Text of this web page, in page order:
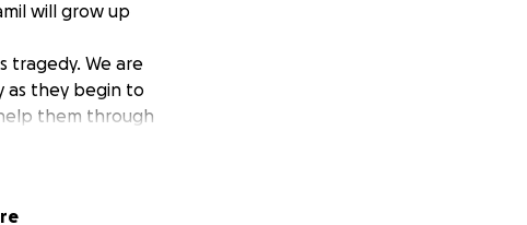
will grow up
tragedy. We are
as they begin to
them through